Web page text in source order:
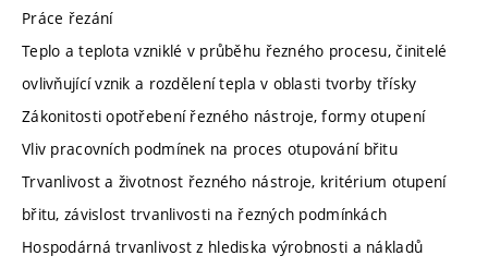
Práce řezání
Teplo a teplota vzniklé v průběhu řezného procesu, činitelé
ovlivňující vznik a rozdělení tepla v oblasti tvorby třísky
Zákonitosti opotřebení řezného nástroje, formy otupení
Vliv pracovních podmínek na proces otupování břitu
Trvanlivost a životnost řezného nástroje, kritérium otupení
břitu, závislost trvanlivosti na řezných podmínkách
Hospodárná trvanlivost z hlediska výrobnosti a nákladů